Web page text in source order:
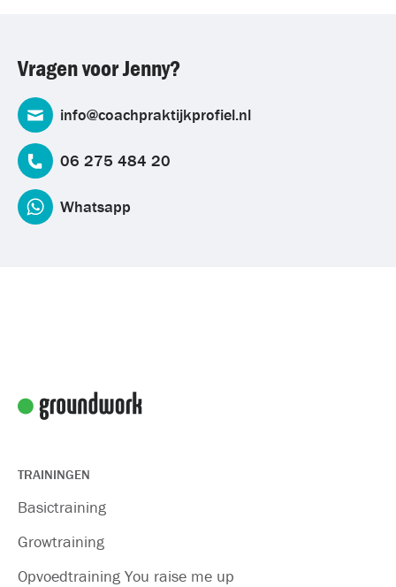
Vragen voor Jenny?
info@coachpraktijkprofiel.nl
06 275 484 20
Whatsapp
TRAININGEN
Basictraining
Growtraining
Opvoedtraining You raise me up